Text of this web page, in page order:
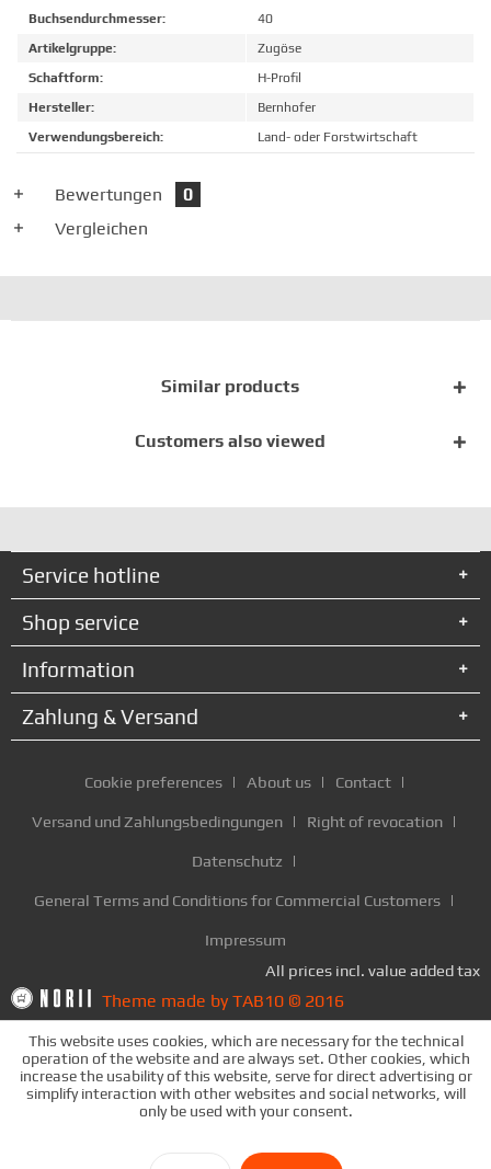
Buchsendurchmesser:
40
Artikelgruppe:
Zugöse
Schaftform:
H-Profil
Hersteller:
Bernhofer
Verwendungsbereich:
Land- oder Forstwirtschaft
Bewertungen
0
Vergleichen
Similar products
Customers also viewed
Service hotline
Shop service
Information
Zahlung & Versand
Cookie preferences About us Contact
Versand und Zahlungsbedingungen Right of revocation
Datenschutz
General Terms and Conditions for Commercial Customers
Impressum
All prices incl. value added tax
Theme made by TAB10 © 2016
This website uses cookies, which are necessary for the technical
operation of the website and are always set. Other cookies, which
increase the usability of this website, serve for direct advertising or
simplify interaction with other websites and social networks, will
only be used with your consent.